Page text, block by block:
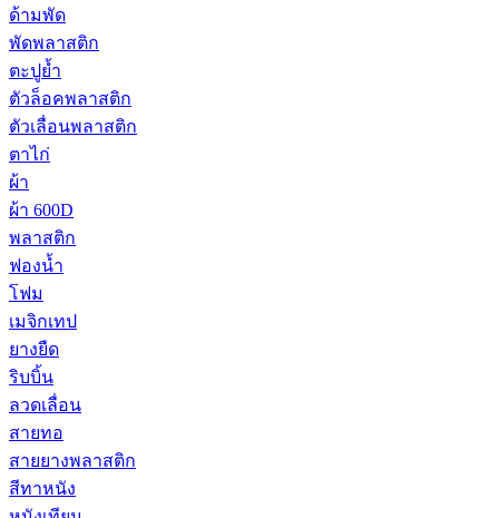
ด้ามพัด
พัดพลาสติก
ตะปูย้ำ
ตัวล็อคพลาสติก
ตัวเลื่อนพลาสติก
ตาไก่
ผ้า
ผ้า 600D
พลาสติก
ฟองน้ำ
โฟม
เมจิกเทป
ยางยืด
ริบบิ้น
ลวดเลื่อน
สายทอ
สายยางพลาสติก
สีทาหนัง